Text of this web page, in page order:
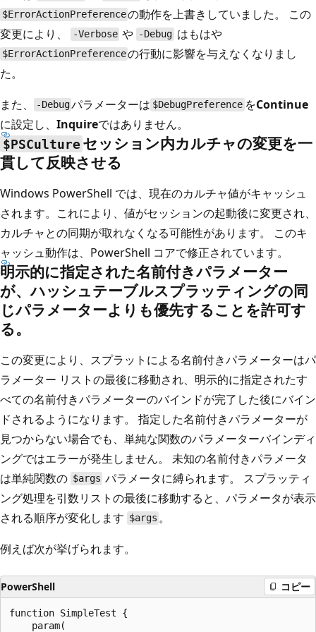
$ErrorActionPreferenceの動作を上書きしていました。 この
変更により、
-Verbose や -Debug はもはや
$ErrorActionPreferenceの行動に影響を与えなくなりまし
た。
また、
-Debugパラメーターは $DebugPreference をContinue
に設定し、 Inquireではありません。
$PSCulture セッション内カルチャの変更を一
貫して反映させる
Windows PowerShell では、現在のカルチャ値がキャッシュ
されます。これにより、値がセッションの起動後に変更され、
カルチャとの同期が取れなくなる可能性があります。 このキ
ャッシュ動作は、PowerShell コアで修正されています。
明示的に指定された名前付きパラメーター
が、ハッシュテーブルスプラッティングの同
じパラメーターよりも優先することを許可す
る。
この変更により、スプラットによる名前付きパラメーターはパ
ラメーター リストの最後に移動され、明示的に指定されたす
べての名前付きパラメーターのバインドが完了した後にバイン
ドされるようになります。 指定した名前付きパラメーターが
見つからない場合でも、単純な関数のパラメーターバインディ
ングではエラーが発生しません。 未知の名前付きパラメータ
は単純関数の $args パラメータに縛られます。 スプラッティ
ング処理を引数リストの最後に移動すると、パラメータが表示
される順序が変化します $args 。
例えば次が挙げられます。
PowerShell コピー
function SimpleTest {
    param(